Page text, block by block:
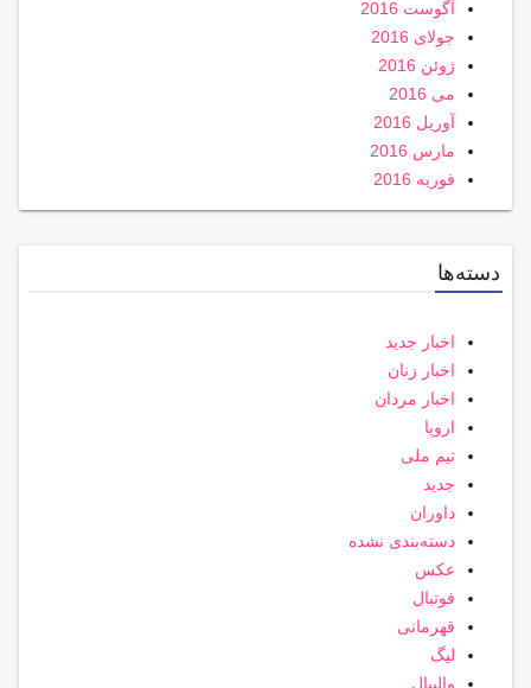
آگوست 2016
جولای 2016
ژوئن 2016
می 2016
آوریل 2016
مارس 2016
فوریه 2016
دسته‌ها
اخبار جدید
اخبار زنان
اخبار مردان
اروپا
تیم ملی
جدید
داوران
دسته‌بندی نشده
عکس
فوتبال
قهرمانی
لیگ
والیبال